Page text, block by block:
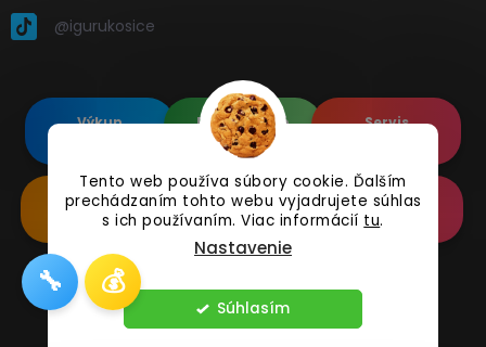
Tento web používa súbory cookie. Ďalším
prechádzaním tohto webu vyjadrujete súhlas
s ich používaním. Viac informácií tu.
Nastavenie
Súhlasím
@igurukosice
Výkup
Renovované
Apple's
Servis
Renovované
Samsung's
Doplnkové
Príslušenstvo
Online
Reklamácia
Copyright 2026 iguru.sk. Všetky práva vyhradené.
🔧 💰